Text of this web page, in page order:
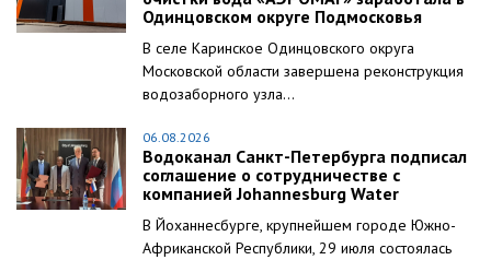
Одинцовском округе Подмосковья
В селе Каринское Одинцовского округа
Московской области завершена реконструкция
водозаборного узла...
06.08.2026
Водоканал Санкт-Петербурга подписал
соглашение о сотрудничестве с
компанией Johannesburg Water
В Йоханнесбурге, крупнейшем городе Южно-
Африканской Республики, 29 июля состоялась